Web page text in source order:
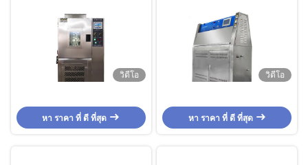
วิดีโอ
หา ราคา ที่ ดี ที่สุด
วิดีโอ
หา ราคา ที่ ดี ที่สุด